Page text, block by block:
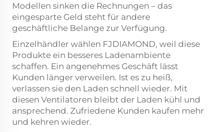
Modellen sinken die Rechnungen – das
eingesparte Geld steht für andere
geschäftliche Belange zur Verfügung.
Einzelhändler wählen FJDIAMOND, weil diese
Produkte ein besseres Ladenambiente
schaffen. Ein angenehmes Geschäft lässt
Kunden länger verweilen. Ist es zu heiß,
verlassen sie den Laden schnell wieder. Mit
diesen Ventilatoren bleibt der Laden kühl und
ansprechend. Zufriedene Kunden kaufen mehr
und kehren wieder.